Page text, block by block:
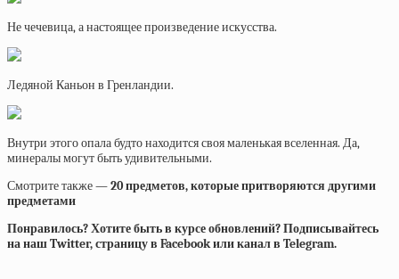
Не чечевица, а настоящее произведение искусства.
Ледяной Каньон в Гренландии.
Внутри этого опала будто находится своя маленькая вселенная. Да,
минералы могут быть удивительными.
Смотрите также —20 предметов, которые притворяются другими
предметами
Понравилось? Хотите быть в курсе обновлений? Подписывайтесь
на наш Twitter, страницу в Facebook или канал в Telegram.